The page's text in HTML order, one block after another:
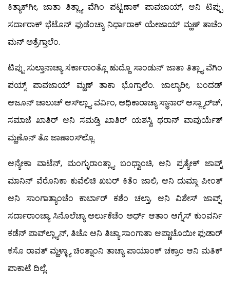
ಕಿತ್ಯಾಕ್‍ಗೀ, ಜಾತಾ ತಿತ್ಲ್ಯಾ ವೆಗಿಂ ಪಟ್ಟಣಾಕ್ ಪಾವಜಾಯ್, ಆನಿ ಟಿಪ್ಪು
ಸರ್ದಾರಾಕ್ ಭೆಟೊನ್ ಫುಡೆಂಚ್ಯಾ ನಿರ್ಧಾರಾಕ್ ಯೇಜಾಯ್ ಮ್ಹಣ್ ತಾಚೆಂ
ಮನ್ ಅತ್ರೆಗ್ತಾಲೆಂ.
ಟಿಪ್ಪು ಸುಲ್ತಾನಾಚ್ಯಾ ಸರ್ಕಾರಾಂತ್ಲೊ ಹುದ್ದೊ ಸಾಂಡುನ್ ಜಾತಾ ತಿತ್ಲ್ಯಾ ವೆಗಿಂ
ಪಯ್ಸ್ ಪಾವಜಾಯ್ ಮ್ಹಣ್ ತಾಕಾ ಭೊಗ್ತಾಲೆಂ. ಜಾಲ್ಯಾರೀ, ಬಂದಡ್
ಆಜೂನ್ ಚಾಲುಚ್ ಆಸ್‍ಲ್ಲ್ಯಾ ವರ್ವಿಂ, ಅಧಿಕಾರಾಚ್ಯಾ ಸ್ಥಾನಾರ್ ಆಸ್ಲ್ಯಾರ್‌ಚ್,
ಸಮಾಜೆ ಖಾತಿರ್ ಆನಿ ಸಮಡ್ತಿ ಖಾತಿರ್ ಯಶಸ್ವಿ ಥರಾನ್ ವಾವುರ್ಯೆತ್
ಮ್ಹಣೊನ್ ತೊ ಜಾಣಾಂಸ್‍ಲ್ಲೊ.
ಆನ್ಯೇಕಾ ವಾಟೆನ್, ಮಂಗ್ಳುರಾಂತ್ಲ್ಯಾ ಬಂಧ್ವಾಂಚಿ, ಆನಿ ಪ್ರತ್ಯೇಕ್ ಜಾವ್ನ್
ಮಾನಿನ್ ವೆರೊನಿಕಾ ಕುವೆಲಿಚಿ ಖಬರ್ ಕಿತೆಂ ಜಾಲಿ, ಆನಿ ದುಮ್ಗಾ ಪೀಂತ್
ಆನಿ ಸಾಂಗಾತ್ಯಾಂಚೆಂ ಕಾರ್ಬಾರ್ ಕಶೆಂ ಚಲ್ತಾ, ಆನಿ ವಿಶೇಸ್ ಜಾವ್ನ್,
ಸರ್ದಾರಾಂಚ್ಯಾ ಸಿನೊಲೆಚ್ಯಾ ಅರ್ಲುಕೆಚೆಂ ಅರ್ಧ್ ಆತಾಂ ಆಗ್ನೆಸ್ ಕುಂವರ್ನಿ
ಕಡೆನ್ ಪಾವ್‍ಲ್ಲ್ಯಾನ್, ತಿಚೊ ಆನಿ ತಿಚ್ಯಾ ಸಾಂಗಾತಾ ಆಪ್ಣಾಚೊಯೀ ಫುಡಾರ್
ಕಸೊ ರಾವತ್ ಮ್ಹಳ್ಳ್ಯಾ ಚಿಂತ್ನಾಂನಿ ತಾಚ್ಯಾ ಪಾಯಾಂಕ್ ಚಕ್ರಾಂ ಆನಿ ಮತಿಕ್
ಪಾಕಾಟೆ ದಿಲ್ಲೆ.